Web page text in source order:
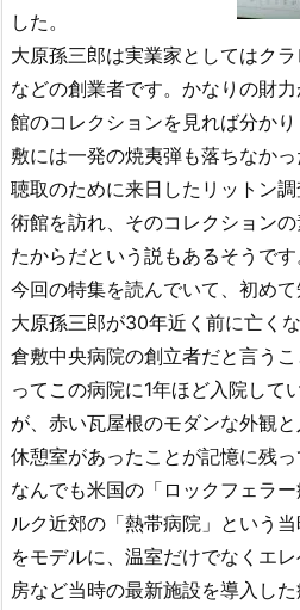
した。
大原孫三郎は実業家としてはク
などの創業者です。かなりの財
館のコレクションを見れば分か
敷には一発の焼夷弾も落ちなか
聴取のために来日したリットン
術館を訪れ、そのコレクション
たからだという説もあるそうです
今回の特集を読んでいて、初めて
大原孫三郎が30年近く前に亡く
倉敷中央病院の創立者だと言う
ってこの病院に1年ほど入院して
が、赤い瓦屋根のモダンな外観
休憩室があったことが記憶に残っ
なんでも米国の「ロックフェラ
ルク近郊の「熱帯病院」という
をモデルに、温室だけでなくエ
房など当時の最新施設を導入し